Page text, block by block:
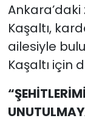
Kaşaltı,
ailesiyle
Kaşaltı için